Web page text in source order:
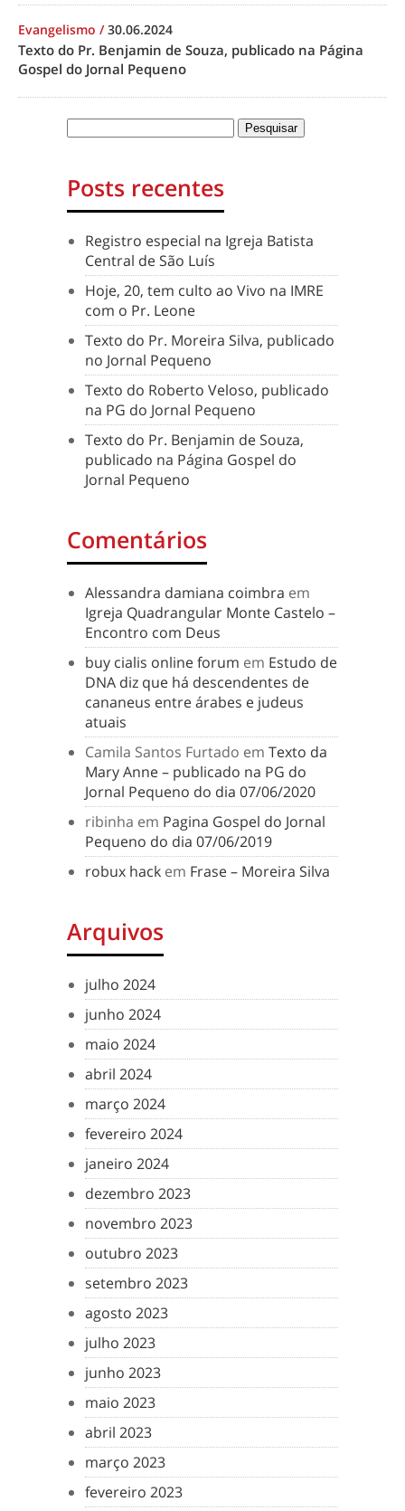
Evangelismo /30.06.2024
Texto do Pr. Benjamin de Souza, publicado na Página
Gospel do Jornal Pequeno
Posts recentes
Registro especial na Igreja Batista
Central de São Luís
Hoje, 20, tem culto ao Vivo na IMRE
com o Pr. Leone
Texto do Pr. Moreira Silva, publicado
no Jornal Pequeno
Texto do Roberto Veloso, publicado
na PG do Jornal Pequeno
Texto do Pr. Benjamin de Souza,
publicado na Página Gospel do
Jornal Pequeno
Comentários
Alessandra damiana coimbra em
Igreja Quadrangular Monte Castelo –
Encontro com Deus
buy cialis online forum em Estudo de
DNA diz que há descendentes de
cananeus entre árabes e judeus
atuais
Camila Santos Furtado em Texto da
Mary Anne – publicado na PG do
Jornal Pequeno do dia 07/06/2020
ribinha em Pagina Gospel do Jornal
Pequeno do dia 07/06/2019
robux hack em Frase – Moreira Silva
Arquivos
julho 2024
junho 2024
maio 2024
abril 2024
março 2024
fevereiro 2024
janeiro 2024
dezembro 2023
novembro 2023
outubro 2023
setembro 2023
agosto 2023
julho 2023
junho 2023
maio 2023
abril 2023
março 2023
fevereiro 2023